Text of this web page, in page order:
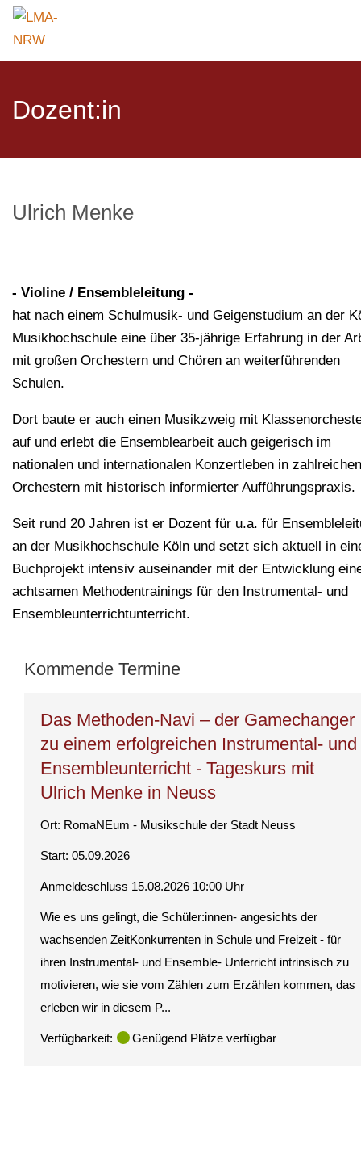
Dozent:in
Ulrich Menke
- Violine / Ensembleleitung -
hat nach einem Schulmusik- und Geigenstudium an der
Musikhochschule eine über 35-jährige Erfahrung in der
mit großen Orchestern und Chören an weiterführenden
Schulen.
Dort baute er auch einen Musikzweig mit
auf und erlebt die Ensemblearbeit auch geigerisch im
nationalen und internationalen Konzertleben in zahlreichen
Orchestern mit historisch informierter Aufführungspraxis.
Seit rund 20 Jahren ist er Dozent für u.a. für
an der Musikhochschule Köln und setzt sich aktuell in
Buchprojekt intensiv auseinander mit der Entwicklung
achtsamen Methodentrainings für den Instrumental- und
Ensembleunterrichtunterricht.
Kommende Termine
Das Methoden-Navi – der Gamechanger
zu einem erfolgreichen Instrumental- und
Ensembleunterricht - Tageskurs mit
Ulrich Menke in Neuss
Ort: RomaNEum - Musikschule der Stadt Neuss
Start: 05.09.2026
Anmeldeschluss 15.08.2026 10:00 Uhr
Wie es uns gelingt, die Schüler:innen- angesichts der
wachsenden ZeitKonkurrenten in Schule und Freizeit - für
ihren Instrumental- und Ensemble- Unterricht intrinsisch zu
motivieren, wie sie vom Zählen zum Erzählen kommen, das
erleben wir in diesem P...
Verfügbarkeit: Genügend Plätze verfügbar